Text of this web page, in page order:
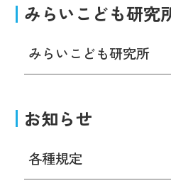
みらいこども研究
みらいこども研究所
お知らせ
各種規定